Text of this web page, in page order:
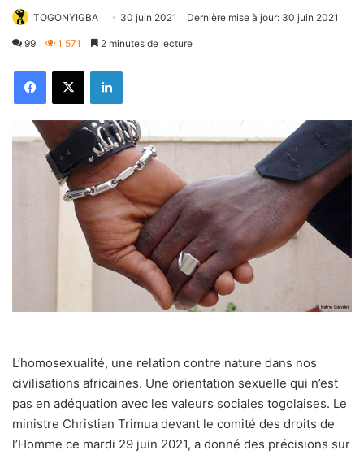
TOGONYIGBA 30 juin 2021 Dernière mise à jour: 30 juin 2021
99 1 571 2 minutes de lecture
FacebookX Linkedin
L’homosexualité, une relation contre nature dans nos
civilisations africaines. Une orientation sexuelle qui n’est
pas en adéquation avec les valeurs sociales togolaises. Le
ministre Christian Trimua devant le comité des droits de
l’Homme ce mardi 29 juin 2021, a donné des précisions sur